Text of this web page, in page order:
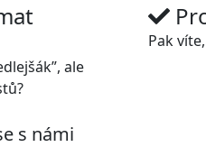
ale
Pak
s námi